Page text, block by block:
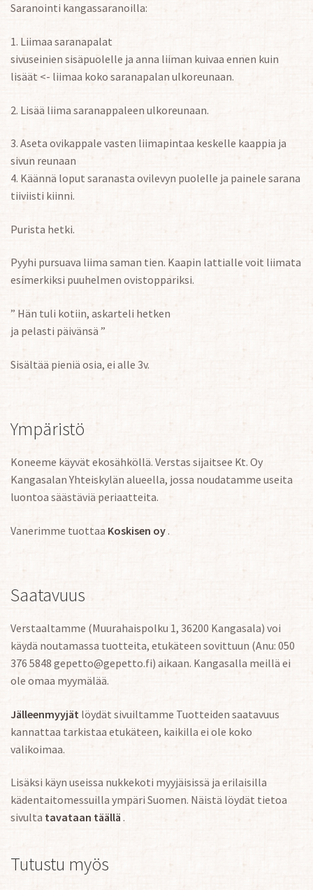
Saranointi kangassaranoilla:
1. Liimaa saranapalat
sivuseinien sisäpuolelle ja anna liiman kuivaa ennen kuin
lisäät <- liimaa koko saranapalan ulkoreunaan.
2. Lisää liima saranappaleen ulkoreunaan.
3. Aseta ovikappale vasten liimapintaa keskelle kaappia ja
sivun reunaan
4. Käännä loput saranasta ovilevyn puolelle ja painele sarana
tiiviisti kiinni.
Purista hetki.
Pyyhi pursuava liima saman tien. Kaapin lattialle voit liimata
esimerkiksi puuhelmen ovistoppariksi.
” Hän tuli kotiin, askarteli hetken
ja pelasti päivänsä ”
Sisältää pieniä osia, ei alle 3v.
Ympäristö
Koneeme käyvät ekosähköllä. Verstas sijaitsee Kt. Oy
Kangasalan Yhteiskylän alueella, jossa noudatamme useita
luontoa säästäviä periaatteita.
Vanerimme tuottaa Koskisen oy .
Saatavuus
Verstaaltamme (Muurahaispolku 1, 36200 Kangasala) voi
käydä noutamassa tuotteita, etukäteen sovittuun (Anu: 050
376 5848 gepetto@gepetto.fi) aikaan. Kangasalla meillä ei
ole omaa myymälää.
Jälleenmyyjät löydät sivuiltamme Tuotteiden saatavuus
kannattaa tarkistaa etukäteen, kaikilla ei ole koko
valikoimaa.
Lisäksi käyn useissa nukkekoti myyjäisissä ja erilaisilla
kädentaitomessuilla ympäri Suomen. Näistä löydät tietoa
sivulta tavataan täällä .
Tutustu myös